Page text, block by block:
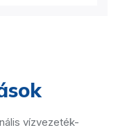
vízvezeték-